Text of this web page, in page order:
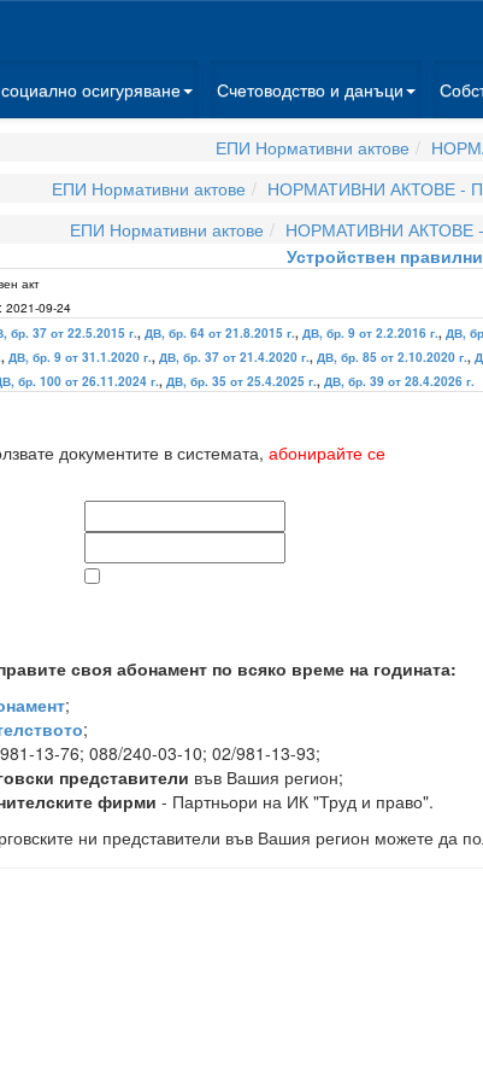
осигуряване Счетоводство и данъци
ЕПИ Нормативни актове
ЕПИ Нормативни актове
НОРМАТИВНИ АКТОВЕ -
ЕПИ Нормативни актове
НОРМАТИВНИ АКТОВЕ
Устройствен
акт
2021-09-24
бр. 37 от 22.5.2015 г., ДВ, бр. 64 от 21.8.2015 г., ДВ, бр. 9 от 2.2.2016 г., ДВ,
, ДВ, бр. 9 от 31.1.2020 г., ДВ, бр. 37 от 21.4.2020 г., ДВ, бр. 85 от 2.10.2020 г.,
бр. 100 от 26.11.2024 г., ДВ, бр. 35 от 25.4.2025 г., ДВ, бр. 39 от 28.4.2026 г.
документите в системата, абонирайте се
своя абонамент по всяко време на годината:
;
;
13-76; 088/240-03-10; 02/981-13-93;
представители във Вашия регион;
фирми - Партньори на ИК "Труд и право".
ни представители във Вашия регион можете да